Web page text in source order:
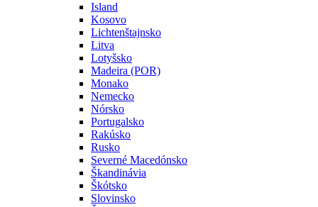
Island
Kosovo
Lichtenštajnsko
Litva
Lotyšsko
Madeira (POR)
Monako
Nemecko
Nórsko
Portugalsko
Rakúsko
Rusko
Severné Macedónsko
Škandinávia
Škótsko
Slovinsko